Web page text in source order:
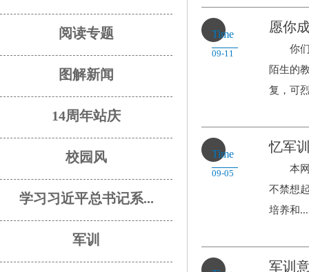
阅读专题
图解新闻
14周年站庆
校园风
学习习近平总书记系...
军训
Time
09-11
愿你
你们辞
陌生的
复，可
Time
09-05
忆军
本网
不禁想
培养和...
军训